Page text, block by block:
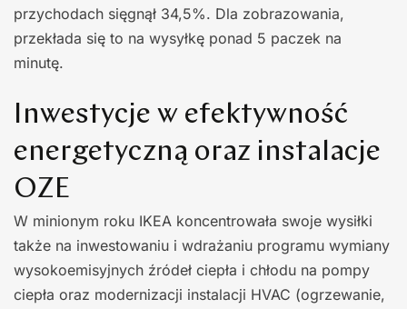
przychodach sięgnął 34,5%. Dla zobrazowania,
przekłada się to na wysyłkę ponad 5 paczek na
minutę.
Inwestycje w efektywność
energetyczną oraz instalacje
OZE
W minionym roku IKEA koncentrowała swoje wysiłki
także na inwestowaniu i wdrażaniu programu wymiany
wysokoemisyjnych źródeł ciepła i chłodu na pompy
ciepła oraz modernizacji instalacji HVAC (ogrzewanie,